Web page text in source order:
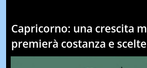
Capricorno: una crescita
premierà costanza e